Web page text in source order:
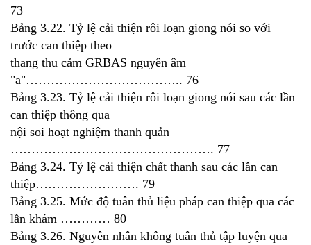
73
Bảng 3.22. Tỷ lệ cải thiện rôi loạn giong nói so với
trước can thiệp theo
thang thu cảm GRBAS nguyên âm
"a"……………………………….. 76
Bảng 3.23. Tỷ lệ cải thiện rôi loạn giong nói sau các lần
can thiệp thông qua
nội soi hoạt nghiệm thanh quản
…………………………………………. 77
Bảng 3.24. Tỷ lệ cải thiện chất thanh sau các lần can
thiệp……………………. 79
Bảng 3.25. Mức độ tuân thủ liệu pháp can thiệp qua các
lần khám ………… 80
Bảng 3.26. Nguyên nhân không tuân thủ tập luyện qua